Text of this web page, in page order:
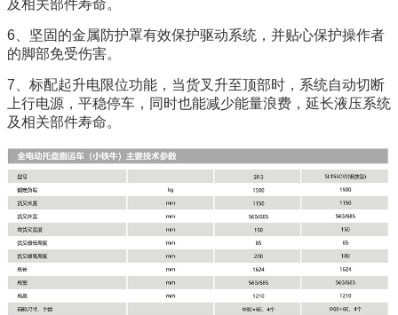
及相关部件寿命。
6、坚固的金属防护罩有效保护驱动系统，并贴心保护操作者
的脚部免受伤害。
7、标配起升电限位功能，当货叉升至顶部时，系统自动切断
上行电源，平稳停车，同时也能减少能量浪费，延长液压系统
及相关部件寿命。